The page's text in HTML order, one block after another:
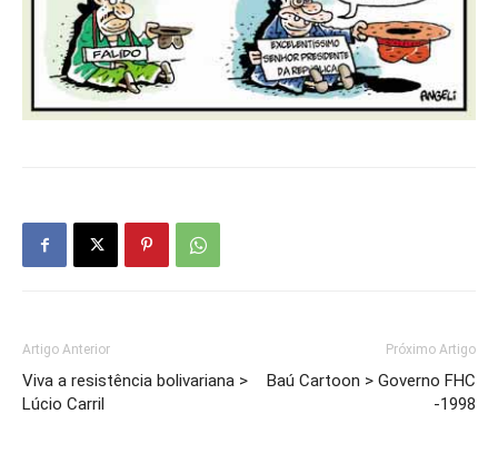
Artigo Anterior
Viva a resistência bolivariana >
Lúcio Carril
Próximo Artigo
Baú Cartoon > Governo FHC
-1998